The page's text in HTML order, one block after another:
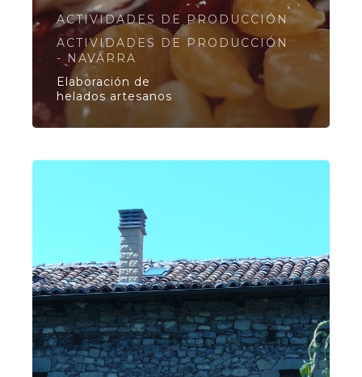
ACTIVIDADES DE PRODUCCIÓN
ACTIVIDADES DE PRODUCCIÓN
- NAVARRA
Elaboración de
helados artesanos